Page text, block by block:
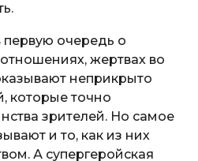
первую очередь о
жертвах во
неприкрыто
которые точно
зрителей. Но самое
и то, как из них
А супергеройская